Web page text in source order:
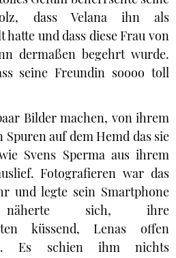
dass Velana ihn als
und dass diese Frau von
dermaßen begehrt wurde.
seine Freundin soooo toll
Bilder machen, von ihrem
auf dem Hemd das sie
Svens Sperma aus ihrem
Fotografieren war das
und legte sein Smartphone
sich, ihre
küssend, Lenas offen
Es schien ihm nichts